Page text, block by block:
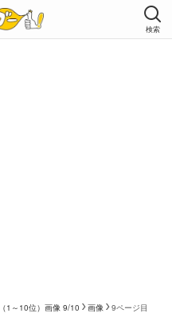
検索
1～10位）画像 9/10
画像 9ページ目